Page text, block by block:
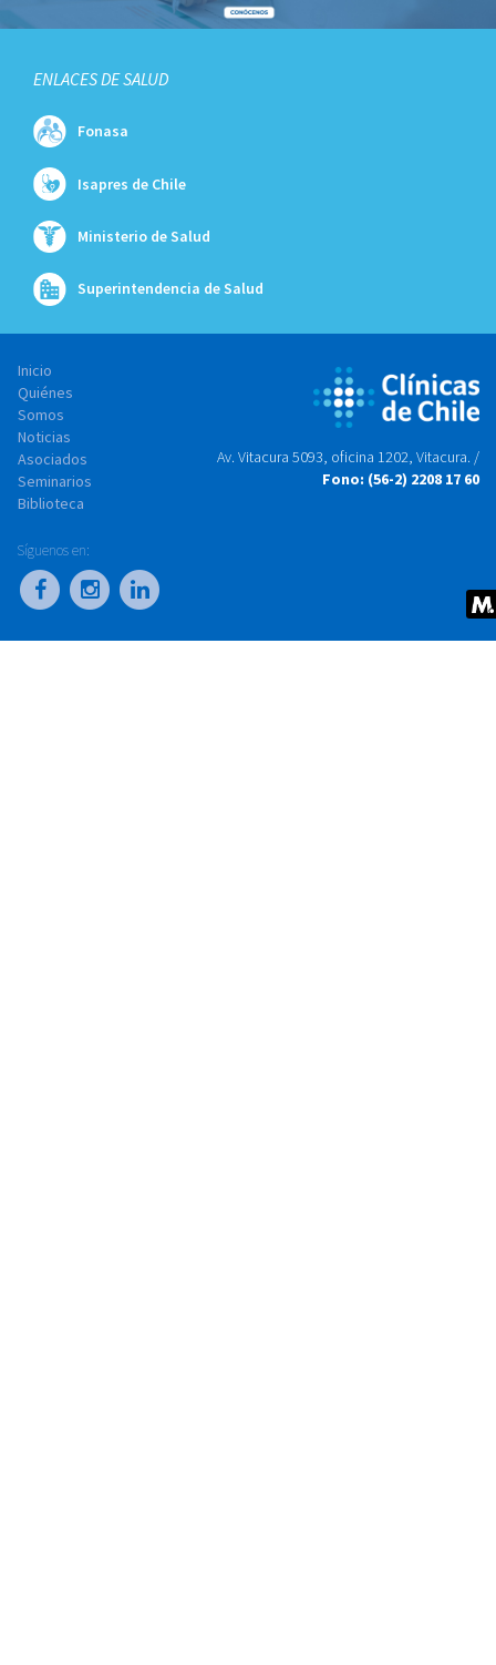
ENLACES DE SALUD
Fonasa
Isapres de Chile
Ministerio de Salud
Superintendencia de Salud
Inicio
Quiénes
Somos
Noticias
Asociados
Seminarios
Biblioteca
Av. Vitacura 5093, oficina 1202, Vitacura. /
Fono: (56-2) 2208 17 60
Síguenos en: